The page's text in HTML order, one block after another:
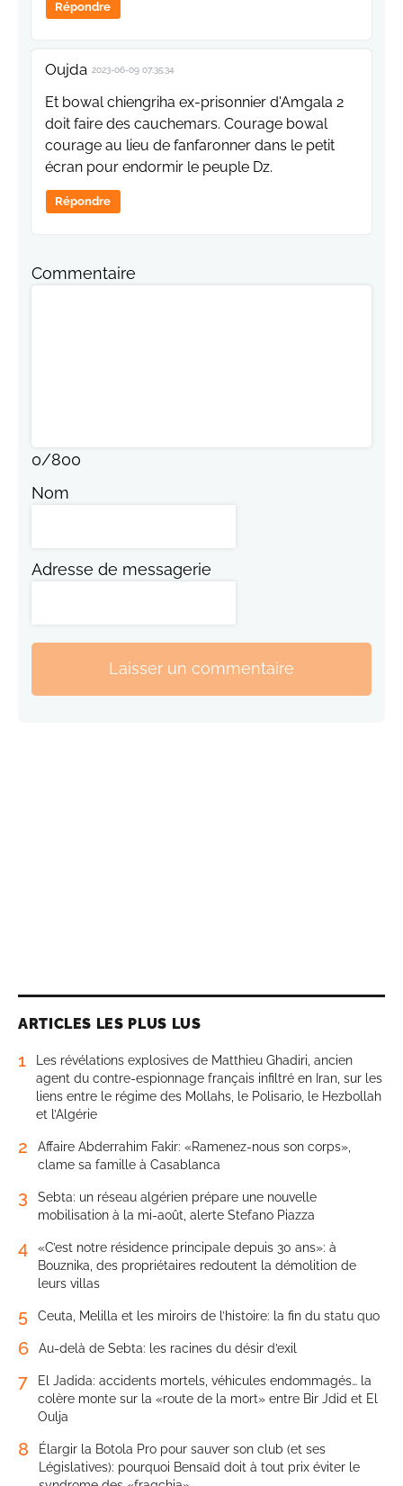
Répondre
Oujda 2023-06-09 07:35:34
Et bowal chiengriha ex-prisonnier d'Amgala 2
doit faire des cauchemars. Courage bowal
courage au lieu de fanfaronner dans le petit
écran pour endormir le peuple Dz.
Répondre
Commentaire
0/800
Nom
Adresse de messagerie
Laisser un commentaire
ARTICLES LES PLUS LUS
1
Les révélations explosives de Matthieu Ghadiri, ancien
agent du contre-espionnage français infiltré en Iran, sur les
liens entre le régime des Mollahs, le Polisario, le Hezbollah
et l’Algérie
2
Affaire Abderrahim Fakir: «Ramenez-nous son corps»,
clame sa famille à Casablanca
3
Sebta: un réseau algérien prépare une nouvelle
mobilisation à la mi-août, alerte Stefano Piazza
4
«C’est notre résidence principale depuis 30 ans»: à
Bouznika, des propriétaires redoutent la démolition de
leurs villas
5 Ceuta, Melilla et les miroirs de l’histoire: la fin du statu quo
6 Au-delà de Sebta: les racines du désir d’exil
7
El Jadida: accidents mortels, véhicules endommagés… la
colère monte sur la «route de la mort» entre Bir Jdid et El
Oulja
8
Élargir la Botola Pro pour sauver son club (et ses
Législatives): pourquoi Bensaïd doit à tout prix éviter le